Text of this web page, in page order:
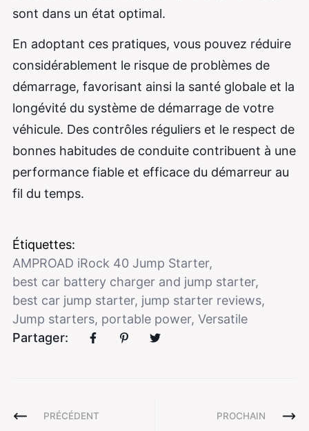
sont dans un état optimal.
En adoptant ces pratiques, vous pouvez réduire
considérablement le risque de problèmes de
démarrage, favorisant ainsi la santé globale et la
longévité du système de démarrage de votre
véhicule. Des contrôles réguliers et le respect de
bonnes habitudes de conduite contribuent à une
performance fiable et efficace du démarreur au
fil du temps.
Étiquettes:
AMPROAD iRock 40 Jump Starter,
best car battery charger and jump starter,
best car jump starter, jump starter reviews,
Jump starters, portable power, Versatile
Partager:
PRÉCÉDENT PROCHAIN